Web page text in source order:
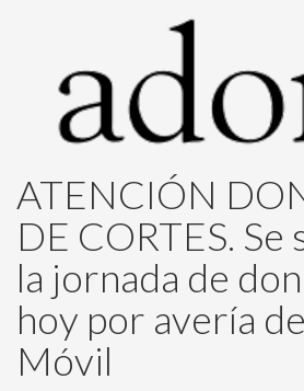
ATENCIÓN
DE CORTES. Se
la jornada de
hoy por avería
Móvil